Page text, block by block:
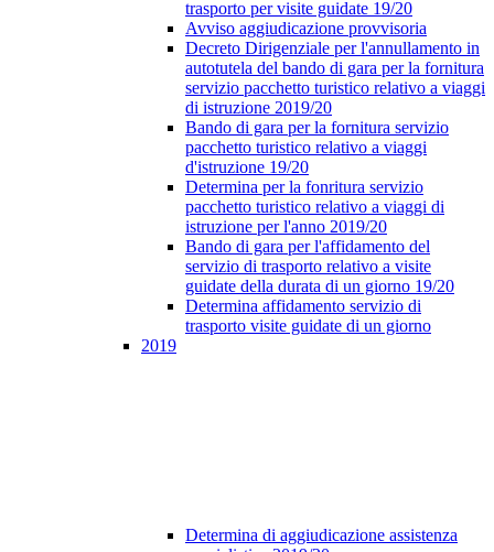
trasporto per visite guidate 19/20
Avviso aggiudicazione provvisoria
Decreto Dirigenziale per l'annullamento in
autotutela del bando di gara per la fornitura
servizio pacchetto turistico relativo a viaggi
di istruzione 2019/20
Bando di gara per la fornitura servizio
pacchetto turistico relativo a viaggi
d'istruzione 19/20
Determina per la fonritura servizio
pacchetto turistico relativo a viaggi di
istruzione per l'anno 2019/20
Bando di gara per l'affidamento del
servizio di trasporto relativo a visite
guidate della durata di un giorno 19/20
Determina affidamento servizio di
trasporto visite guidate di un giorno
2019
Determina di aggiudicazione assistenza